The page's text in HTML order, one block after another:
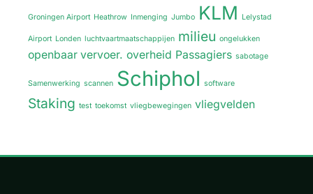
Groningen Airport Heathrow Inmenging Jumbo KLM Lelystad
Airport Londen luchtvaartmaatschappijen milieu ongelukken
openbaar vervoer. overheid Passagiers sabotage
Samenwerking scannen Schiphol software
Staking test toekomst vliegbewegingen vliegvelden